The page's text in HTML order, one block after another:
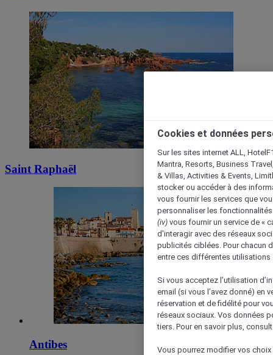
Saint Raphaël
Antibes
Cookies et données
Sur les sites internet ALL,
Mantra, Resorts, Business
& Villas, Activities & Events,
stocker ou accéder à des
vous fournir les services que
personnaliser les
(iv) vous fournir un service de «
d'interagir avec des réseaux
publicités ciblées. Pour chacun
entre ces différentes utilisations
Si vous acceptez l’utilisation
email (si vous l’avez donné) en
réservation et de fidélité pour
réseaux sociaux. Vos données
tiers. Pour en savoir plus,
Vous pourrez modifier vos